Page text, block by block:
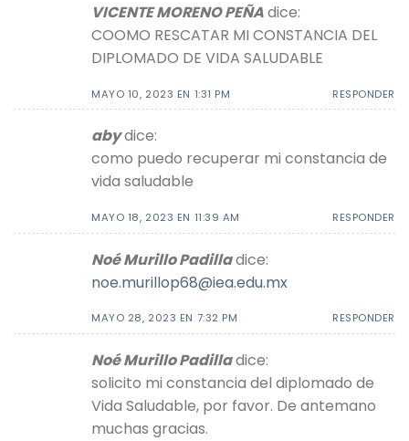
VICENTE MORENO PEÑAdice:
COOMO RESCATAR MI CONSTANCIA DEL
DIPLOMADO DE VIDA SALUDABLE
MAYO 10, 2023 EN 1:31 PM RESPONDER
abydice:
como puedo recuperar mi constancia de
vida saludable
MAYO 18, 2023 EN 11:39 AM RESPONDER
Noé Murillo Padilladice:
noe.murillop68@iea.edu.mx
MAYO 28, 2023 EN 7:32 PM RESPONDER
Noé Murillo Padilladice:
solicito mi constancia del diplomado de
Vida Saludable, por favor. De antemano
muchas gracias.